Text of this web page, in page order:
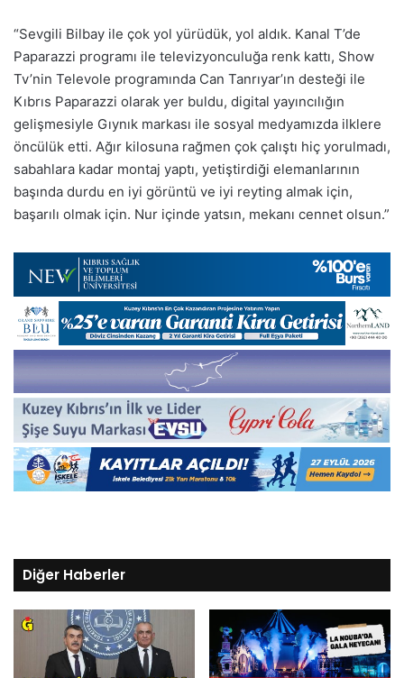
“Sevgili Bilbay ile çok yol yürüdük, yol aldık. Kanal T’de
Paparazzi programı ile televizyonculuğa renk kattı, Show
Tv’nin Televole programında Can Tanrıyar’ın desteği ile
Kıbrıs Paparazzi olarak yer buldu, digital yayıncılığın
gelişmesiyle Gıynık markası ile sosyal medyamızda ilklere
öncülük etti. Ağır kilosuna rağmen çok çalıştı hiç yorulmadı,
sabahlara kadar montaj yaptı, yetiştirdiği elemanlarının
başında durdu en iyi görüntü ve iyi reyting almak için,
başarılı olmak için. Nur içinde yatsın, mekanı cennet olsun.”
Diğer Haberler